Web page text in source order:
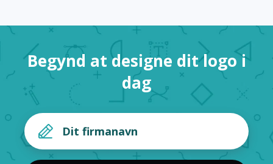
Begynd at designe dit logo i
dag